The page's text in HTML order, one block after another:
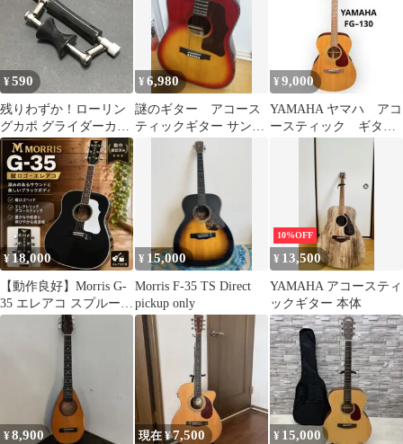
¥590
残りわずか！ローリン
グカポ グライダーカポ
ギター カポタスト
CAPO１点
¥6,980
謎のギター アコース
ティックギター サンバ
ースト ヴィンテージ風
音出し確認済
¥ 9,000
YAMAHA ヤマハ アコ
ースティック ギタ
ー FG-130 ソフトケー
¥ 18,000
【動作良好】Morris G-
35 エレアコ スプルース
トップ モーリス 縦
¥ 15,000
Morris F-35 TS Direct
pickup only
10%OFF
¥ 13,500
YAMAHA アコースティ
ックギター 本体
¥8,900 現在 ¥7,500 ¥ 15,000